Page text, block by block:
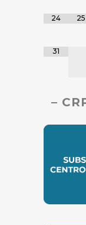
24 25
31
–